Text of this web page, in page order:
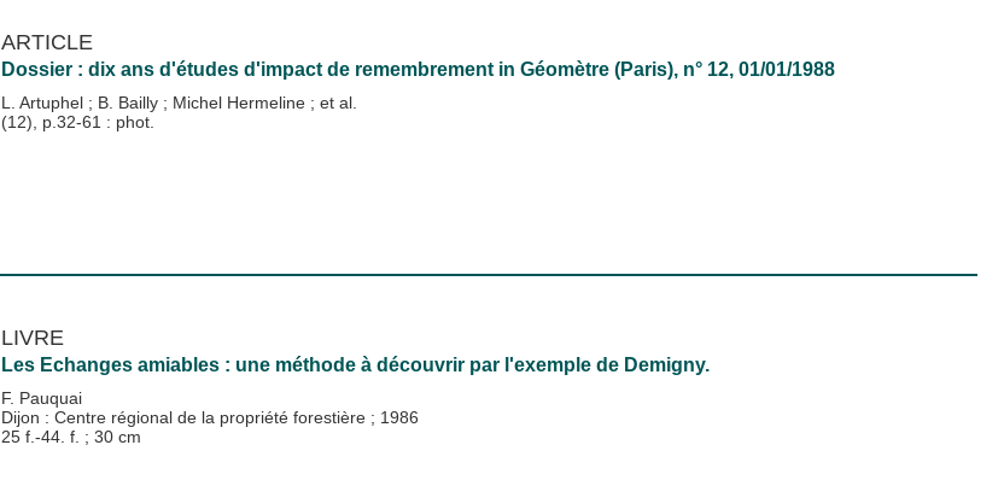
ARTICLE
Dossier : dix ans d'études d'impact de remembrement in Géomètre (Paris), n° 12, 01/01/1988
L. Artuphel ; B. Bailly ; Michel Hermeline ; et al.
(12), p.32-61 : phot.
LIVRE
Les Echanges amiables : une méthode à découvrir par l'exemple de Demigny.
F. Pauquai
Dijon : Centre régional de la propriété forestière ; 1986
25 f.-44. f. ; 30 cm